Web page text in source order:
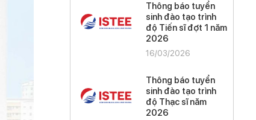
Thông báo tuyển
sinh đào tạo trình
độ Tiến sĩ đợt 1 năm
2026
16/03/2026
Thông báo tuyển
sinh đào tạo trình
độ Thạc sĩ năm
2026